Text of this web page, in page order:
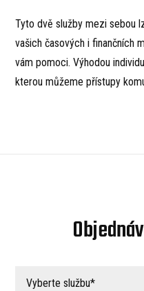
Tyto dvě služby mezi sebou
vašich časových i finančních
vám pomoci. Výhodou
kterou můžeme přístupy